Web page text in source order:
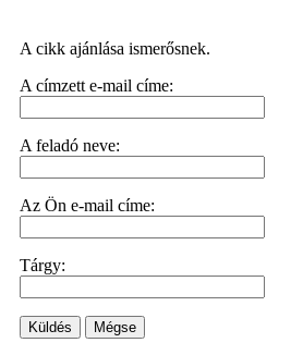
A cikk ajánlása ismerősnek.
A címzett e-mail címe:
A feladó neve:
Az Ön e-mail címe:
Tárgy:
Küldés Mégse